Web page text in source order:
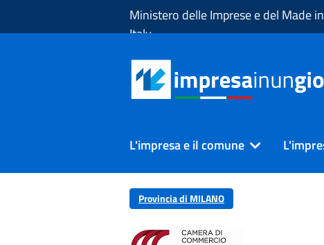
Ministero delle Imprese e del Made in
Italy
L'impresa e il comune
Provincia di MILANO